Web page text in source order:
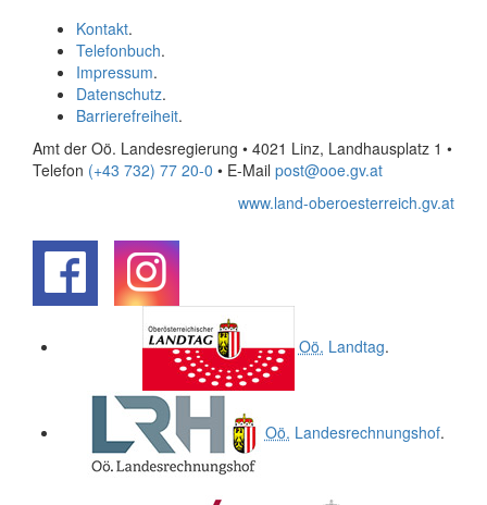
Kontakt.
Telefonbuch.
Impressum.
Datenschutz.
Barrierefreiheit.
Amt der Oö. Landesregierung • 4021 Linz, Landhausplatz 1 •
Telefon (+43 732) 77 20-0 • E-Mail post@ooe.gv.at
www.land-oberoesterreich.gv.at
Oö. Landtag.
Oö. Landesrechnungshof.